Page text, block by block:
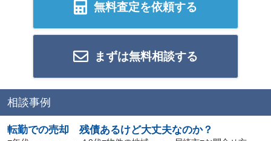
無料査定を依頼する
まずは無料相談する
相談事例
転勤での売却 残債あるけど大丈夫なのか？